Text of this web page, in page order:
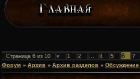
Страница 6 из 10 « 1 2 … 4 5 6 7
Форум » Архив » Архив разделов » Обсуждение